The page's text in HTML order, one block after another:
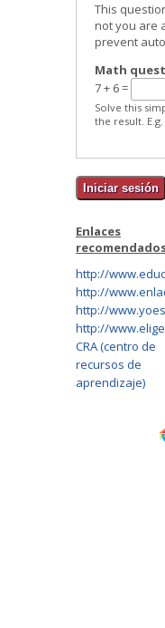
This
not you are
prevent
Math
7 + 6 =
Solve this
the result.
Enlaces
http://
http://
http://
http://
CRA (centro de
recursos de
aprendizaje)